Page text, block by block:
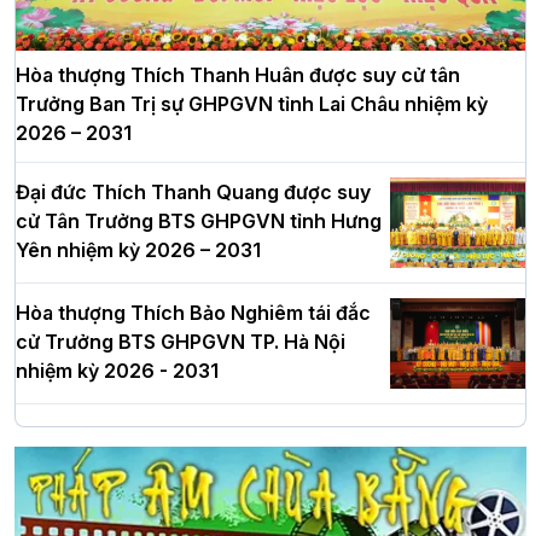
Hòa thượng Thích Thanh Huân được suy cử tân
Trưởng Ban Trị sự GHPGVN tỉnh Lai Châu nhiệm kỳ
2026 – 2031
Đại đức Thích Thanh Quang được suy
cử Tân Trưởng BTS GHPGVN tỉnh Hưng
Yên nhiệm kỳ 2026 – 2031
Hòa thượng Thích Bảo Nghiêm tái đắc
cử Trưởng BTS GHPGVN TP. Hà Nội
nhiệm kỳ 2026 - 2031
Hà Nội: Long trọng lễ khởi công xây
dựng Trung tâm văn hóa Phật giáo Thủ
đô